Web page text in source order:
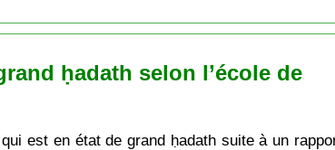
ḥadath selon l’école de
est en état de grand ḥadath suite à un